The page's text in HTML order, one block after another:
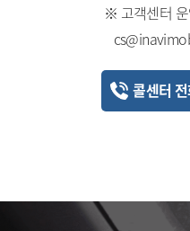
※ 고객센터
콜센터